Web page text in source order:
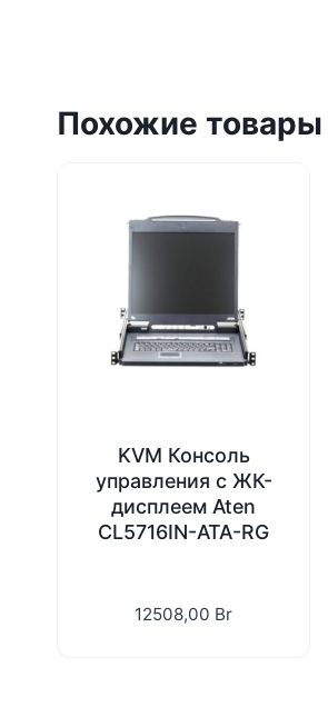
Похожие товары
KVM Консоль
управления с ЖК-
дисплеем Aten
CL5716IN-ATA-RG
12508,00 Br